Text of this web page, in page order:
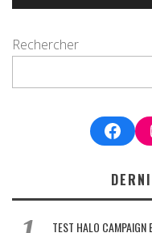
Rechercher
TEST HALO CAMPAIGN